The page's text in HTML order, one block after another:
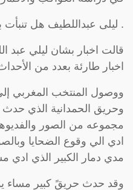
. ليلى عبداللطيف هل تنبأت
قالت اخبار بشان ليلي
اخبار طارئة بعدد من
ووصول المنتخب المغربي
وحريق الحمدانية الذي
مجموعه من الصور
ادي الي وقوع الضحايا
مدي دمار الكبير الذي ادي